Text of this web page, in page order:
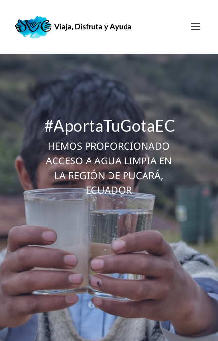
#AportaTuGotaEC
HEMOS PROPORCIONADO
ACCESO A AGUA LIMPIA EN
LA REGIÓN DE PUCARÁ,
ECUADOR